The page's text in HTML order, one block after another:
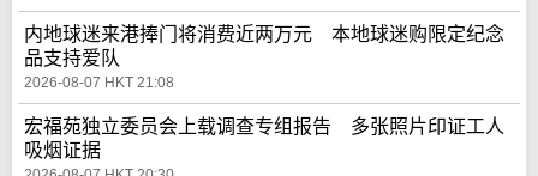
内地球迷来港捧门将消费近两万元 本地球迷购限定纪念
品支持爱队
2026-08-07 HKT 21:08
宏福苑独立委员会上载调查专组报告 多张照片印证工人
吸烟证据